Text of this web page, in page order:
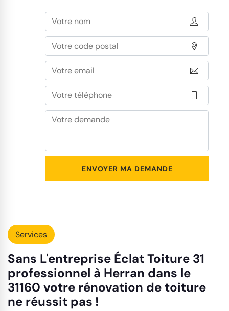
Services
Sans L'entreprise Éclat Toiture 31
professionnel à Herran dans le
31160 votre rénovation de toiture
ne réussit pas !